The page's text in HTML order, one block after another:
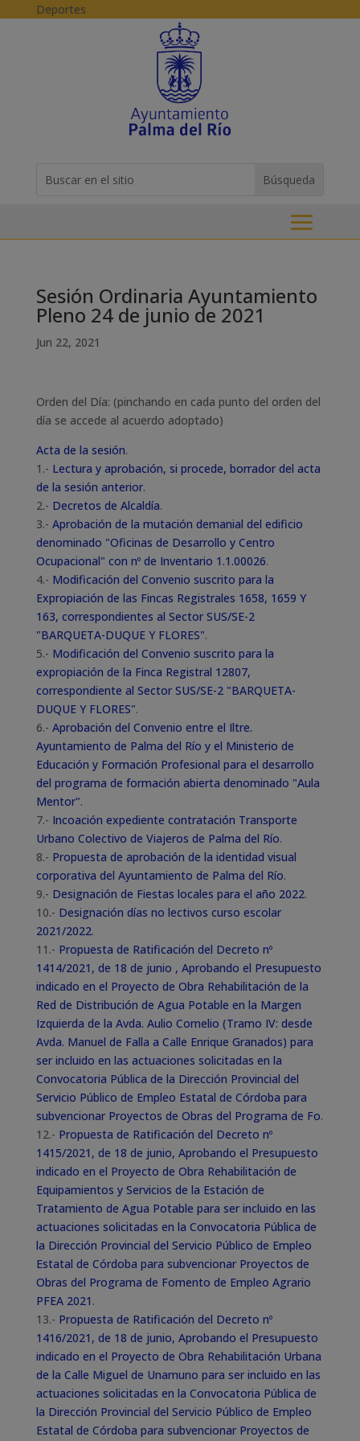
Skip to content
Deportes
for...
Sesión Ordinaria Ayuntamiento
Pleno 24 de junio de 2021
Jun 22, 2021
Orden del Día: (pinchando en cada punto del orden del
día se accede al acuerdo adoptado)
Acta de la sesión.
1.- Lectura y aprobación, si procede, borrador del acta
de la sesión anterior.
2.- Decretos de Alcaldía.
3.- Aprobación de la mutación demanial del edificio
denominado "Oficinas de Desarrollo y Centro
Ocupacional" con nº de Inventario 1.1.00026.
4.- Modificación del Convenio suscrito para la
Expropiación de las Fincas Registrales 1658, 1659 Y
163, correspondientes al Sector SUS/SE-2
"BARQUETA-DUQUE Y FLORES".
5.- Modificación del Convenio suscrito para la
expropiación de la Finca Registral 12807,
correspondiente al Sector SUS/SE-2 "BARQUETA-
DUQUE Y FLORES".
6.- Aprobación del Convenio entre el Iltre.
Ayuntamiento de Palma del Río y el Ministerio de
Educación y Formación Profesional para el desarrollo
del programa de formación abierta denominado "Aula
Mentor".
7.- Incoación expediente contratación Transporte
Urbano Colectivo de Viajeros de Palma del Río.
8.- Propuesta de aprobación de la identidad visual
corporativa del Ayuntamiento de Palma del Río.
9.- Designación de Fiestas locales para el año 2022.
10.- Designación días no lectivos curso escolar
2021/2022.
11.- Propuesta de Ratificación del Decreto nº
1414/2021, de 18 de junio , Aprobando el Presupuesto
indicado en el Proyecto de Obra Rehabilitación de la
Red de Distribución de Agua Potable en la Margen
Izquierda de la Avda. Aulio Cornelio (Tramo IV: desde
Avda. Manuel de Falla a Calle Enrique Granados) para
ser incluido en las actuaciones solicitadas en la
Convocatoria Pública de la Dirección Provincial del
Servicio Público de Empleo Estatal de Córdoba para
subvencionar Proyectos de Obras del Programa de Fo.
12.- Propuesta de Ratificación del Decreto nº
1415/2021, de 18 de junio, Aprobando el Presupuesto
indicado en el Proyecto de Obra Rehabilitación de
Equipamientos y Servicios de la Estación de
Tratamiento de Agua Potable para ser incluido en las
actuaciones solicitadas en la Convocatoria Pública de
la Dirección Provincial del Servicio Público de Empleo
Estatal de Córdoba para subvencionar Proyectos de
Obras del Programa de Fomento de Empleo Agrario
PFEA 2021 .
13.- Propuesta de Ratificación del Decreto nº
1416/2021, de 18 de junio, Aprobando el Presupuesto
indicado en el Proyecto de Obra Rehabilitación Urbana
de la Calle Miguel de Unamuno para ser incluido en las
actuaciones solicitadas en la Convocatoria Pública de
la Dirección Provincial del Servicio Público de Empleo
Estatal de Córdoba para subvencionar Proyectos de